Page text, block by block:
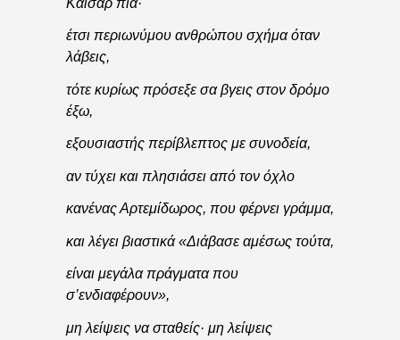
έτσι περιωνύμου ανθρώπου σχήμα όταν
λάβεις,
τότε κυρίως πρόσεξε σα βγεις στον δρόμο
έξω,
εξουσιαστής περίβλεπτος με συνοδεία,
αν τύχει και πλησιάσει από τον όχλο
κανένας Αρτεμίδωρος, που φέρνει γράμμα,
και λέγει βιαστικά «Διάβασε αμέσως τούτα,
είναι μεγάλα πράγματα που
σ’ενδιαφέρουν»,
μη λείψεις να σταθείς· μη λείψεις